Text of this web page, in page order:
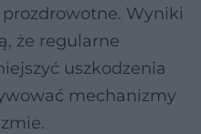
Wyniki
że regularne
uszkodzenia
mechanizmy